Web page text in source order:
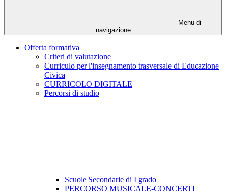
Menu di
navigazione
Offerta formativa
Criteri di valutazione
Curriculo per l'insegnamento trasversale di Educazione
Civica
CURRICOLO DIGITALE
Percorsi di studio
Scuole Secondarie di I grado
PERCORSO MUSICALE-CONCERTI